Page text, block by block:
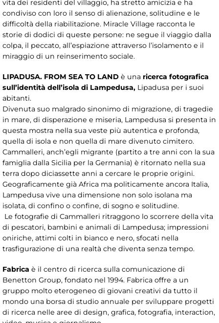
vita dei residenti del villaggio, ha stretto amicizia e ha
condiviso con loro il senso di alienazione, solitudine e le
difficoltà della riabilitazione. Miracle Village racconta le
storie di dodici di queste persone: ne segue il viaggio dalla
colpa, il peccato, all’espiazione attraverso l’isolamento e il
miraggio di un reinserimento sociale.
LIPADUSA. FROM SEA TO LAND è una ricerca fotografica
sull’identità dell’isola di Lampedusa, Lipadusa per i suoi
abitanti.
Divenuta suo malgrado sinonimo di migrazione, di tragedie
in mare, di disperazione e miseria, Lampedusa si presenta in
questa mostra nella sua veste più autentica e profonda,
quella di isola e non quella di mare divenuto cimitero.
Cammalleri, anch’egli migrante (partito a tre anni con la sua
famiglia dalla Sicilia per la Germania) è ritornato nella sua
terra dopo diciassette anni a cercare le proprie origini.
Geograficamente già Africa ma politicamente ancora Italia,
Lampedusa vive una dimensione non solo isolana ma
isolata, di confino o confine, di sogno e solitudine.
Le fotografie di Cammalleri ritraggono lo scorrere della vita
di pescatori, bambini e animali di Lampedusa; impressioni
oniriche, attimi colti in bianco e nero, sfocati nella
trasfigurazione di una realtà che diventa senza tempo.
Fabrica è il centro di ricerca sulla comunicazione di
Benetton Group, fondato nel 1994. Fabrica offre a un
gruppo molto eterogeneo di giovani creativi da tutto il
mondo una borsa di studio annuale per sviluppare progetti
di ricerca nelle aree di design, grafica, fotografia, interaction,